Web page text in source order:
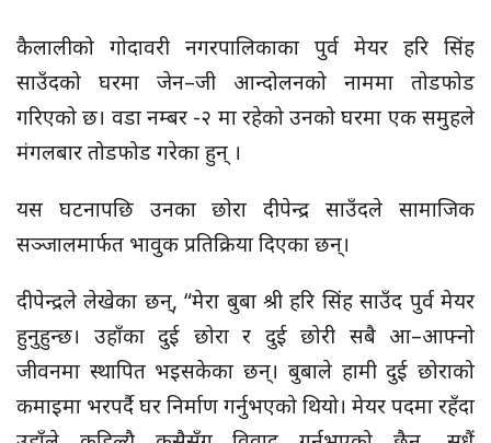
कैलालीको गोदावरी नगरपालिकाका पुर्व मेयर हरि सिंह
साउँदको घरमा जेन–जी आन्दोलनको नाममा तोडफोड
गरिएको छ। वडा नम्बर -२ मा रहेको उनको घरमा एक समुहले
मंगलबार तोडफोड गरेका हुन् ।
यस घटनापछि उनका छोरा दीपेन्द्र साउँदले सामाजिक
सञ्जालमार्फत भावुक प्रतिक्रिया दिएका छन्।
दीपेन्द्रले लेखेका छन्, “मेरा बुबा श्री हरि सिंह साउँद पुर्व मेयर
हुनुहुन्छ। उहाँका दुई छोरा र दुई छोरी सबै आ–आफ्नो
जीवनमा स्थापित भइसकेका छन्। बुबाले हामी दुई छोराको
कमाइमा भरपर्दै घर निर्माण गर्नुभएको थियो। मेयर पदमा रहँदा